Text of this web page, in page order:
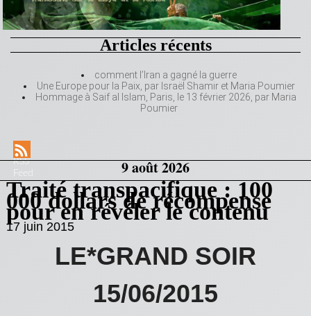
Articles récents
comment l’Iran a gagné la guerre
Une Europe pour la Paix, par Israël Shamir et Maria Poumier
Hommage à Saif al Islam, Paris, le 13 février 2026, par Maria
Poumier
RSS
Feed
9 août 2026
Traité transpacifique : 100
000 dollars de récompense
pour en révéler le contenu
17 juin 2015
LE*GRAND SOIR
15/06/2015